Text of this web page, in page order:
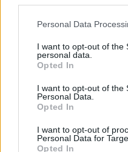
Personal Data
I want to opt-out of the
personal data.
Opted In
I want to opt-out of the
Personal Data.
Opted In
I want to opt-out of
Personal Data for
Opted In